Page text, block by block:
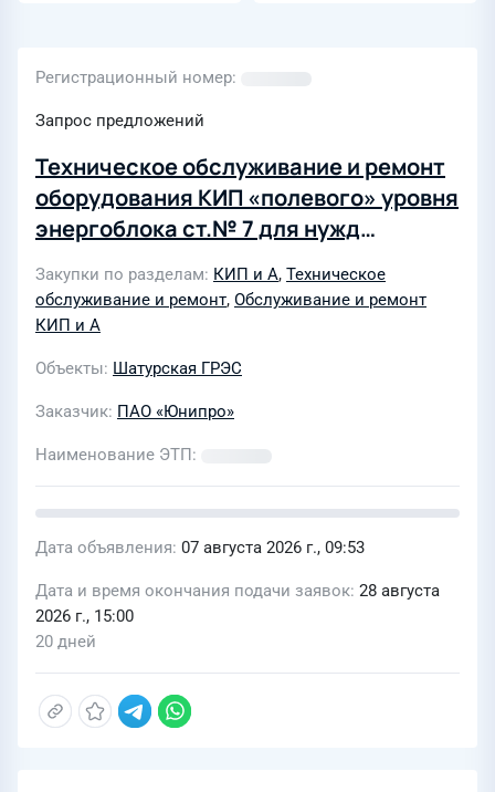
Регистрационный номер
Запрос предложений
Техническое обслуживание и ремонт
оборудования КИП «полевого» уровня
энергоблока ст.№ 7 для нужд
"Юнипро"
Закупки по разделам КИП и А, Техническое
обслуживание и ремонт, Обслуживание и ремонт
КИП и А
Объекты Шатурская ГРЭС
Заказчик ПАО «Юнипро»
Наименование ЭТП
Дата объявления 07 августа 2026 г., 09:53
Дата и время окончания подачи заявок 28 августа
2026 г., 15:00
20 дней